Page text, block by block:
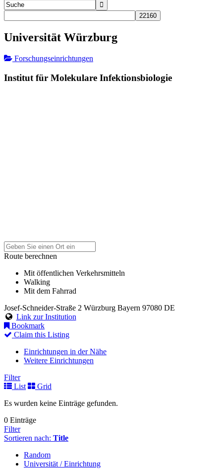
Universität Würzburg
Forschungseinrichtungen
Institut für Molekulare Infektionsbiologie
Route berechnen
Mit öffentlichen Verkehrsmitteln
Walking
Mit dem Fahrrad
Josef-Schneider-Straße 2 Würzburg Bayern 97080 DE
Link zur Institution
Bookmark
Claim this Listing
Einrichtungen in der Nähe
Weitere Einrichtungen
Filter
List
Grid
Es wurden keine Einträge gefunden.
0 Einträge
Filter
Sortieren nach: Title
Random
Universität / Einrichtung